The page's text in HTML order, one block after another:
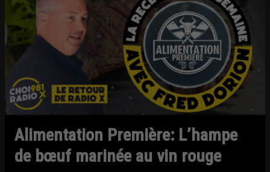
Alimentation Première: L’hampe
de bœuf marinée au vin rouge